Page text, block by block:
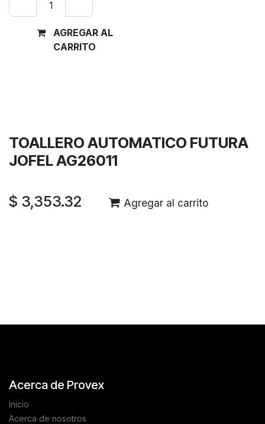
AGREGAR AL
CARRITO
TOALLERO AUTOMATICO FUTURA
JOFEL AG26011
$ 3,353.32 Agregar al carrito
Acerca de Provex
Inicio
Acerca de nosotros